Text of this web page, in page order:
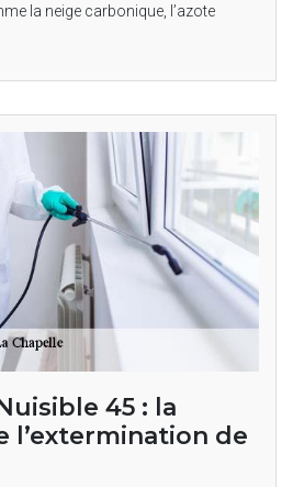
la neige carbonique, l’azote
45 : la
l’extermination de